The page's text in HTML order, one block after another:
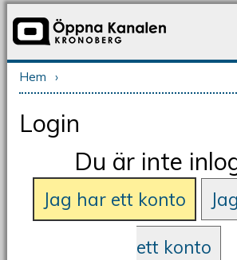
Du är här
Hem ›
Login
Du är inte
Jag har ett konto
ett konto